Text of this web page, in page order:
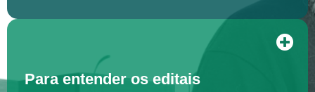
Para entender os editais